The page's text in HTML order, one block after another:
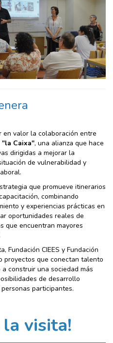
en valor la colaboración entre
"la Caixa", una alianza que hace
dirigidas a mejorar la
de vulnerabilidad y
que promueve itinerarios
combinando
y experiencias prácticas en
oportunidades reales de
que encuentran mayores
Fundación CIEES y Fundación
proyectos que conectan talento
construir una sociedad más
de desarrollo
participantes.
la visita!